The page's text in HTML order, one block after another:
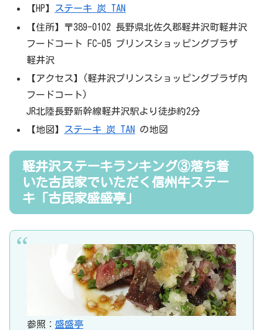
【HP】
ステーキ 炭 TAN
【住所】〒389-0102 長野県北佐久郡軽井沢町軽井沢
フードコート FC-05 プリンスショッピングプラザ
軽井沢
【アクセス】(軽井沢プリンスショッピングプラザ内
フードコート)
JR北陸長野新幹線軽井沢駅より徒歩約2分
【地図】
ステーキ 炭 TAN の地図
軽井沢ステーキランキング③落ち着
いた古民家でいただく信州牛ステー
キ「古民家盛盛亭」
参照： 盛盛亭